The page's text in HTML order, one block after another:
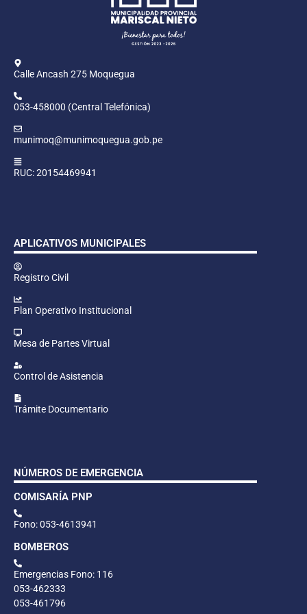
Calle Ancash 275 Moquegua
053-458000 (Central Telefónica)
munimoq@munimoquegua.gob.pe
RUC: 20154469941
APLICATIVOS MUNICIPALES
Registro Civil
Plan Operativo Institucional
Mesa de Partes Virtual
Control de Asistencia
Trámite Documentario
NÚMEROS DE EMERGENCIA
COMISARÍA PNP
Fono: 053-4613941
BOMBEROS
Emergencias Fono: 116
053-462333
053-461796